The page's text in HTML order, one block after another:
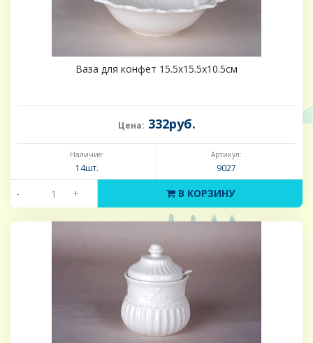
Ваза для конфет 15.5х15.5х10.5см
Цена: 332руб.
Наличие:
14шт.
Артикул:
9027
- + В КОРЗИНУ